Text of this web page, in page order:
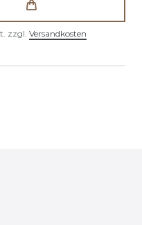
zzgl. Versandkosten